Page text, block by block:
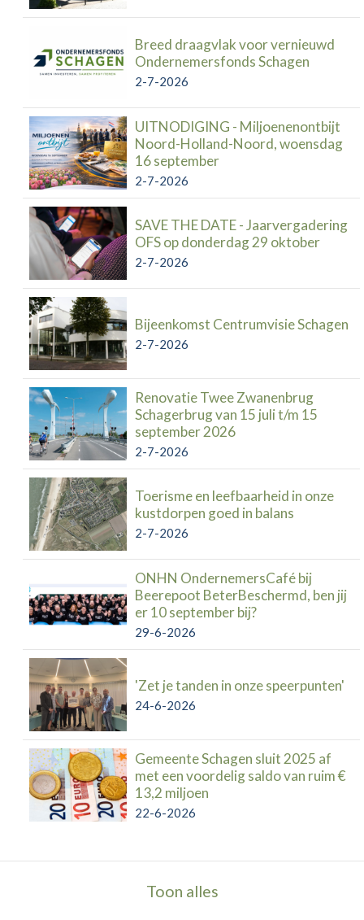
Breed draagvlak voor vernieuwd
Ondernemersfonds Schagen
2-7-2026
UITNODIGING - Miljoenenontbijt
Noord-Holland-Noord, woensdag
16 september
2-7-2026
SAVE THE DATE - Jaarvergadering
OFS op donderdag 29 oktober
2-7-2026
Bijeenkomst Centrumvisie Schagen
2-7-2026
Renovatie Twee Zwanenbrug
Schagerbrug van 15 juli t/m 15
september 2026
2-7-2026
Toerisme en leefbaarheid in onze
kustdorpen goed in balans
2-7-2026
ONHN OndernemersCafé bij
Beerepoot BeterBeschermd, ben jij
er 10 september bij?
29-6-2026
'Zet je tanden in onze speerpunten'
24-6-2026
Gemeente Schagen sluit 2025 af
met een voordelig saldo van ruim €
13,2 miljoen
22-6-2026
Toon alles